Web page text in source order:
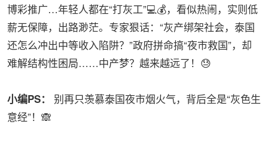
博彩推广…年轻人都在“打灰工”💻💰，看似热闹，实则低
薪无保障，出路渺茫。专家狠话：“灰产绑架社会，泰国
还怎么冲出中等收入陷阱？”政府拼命搞“夜市救国”，却
难解结构性困局……中产梦？越来越远了！😓
小编PS：
别再只羡慕泰国夜市烟火气，背后全是“灰色生
意经”！🙈